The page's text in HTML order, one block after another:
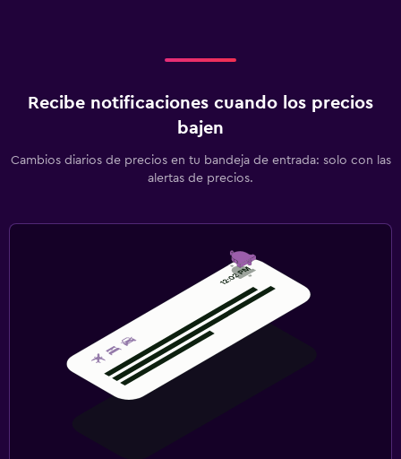
Recibe notificaciones cuando los precios
bajen
Cambios diarios de precios en tu bandeja de entrada: solo con las
alertas de precios.